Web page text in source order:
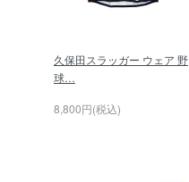
久保田スラッガー ウェア 野
球…
8,800円(税込)